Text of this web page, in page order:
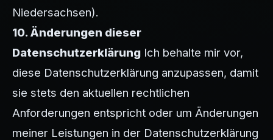
Niedersachsen).
10. Änderungen dieser
Datenschutzerklärung Ich behalte mir vor,
diese Datenschutzerklärung anzupassen, damit
sie stets den aktuellen rechtlichen
Anforderungen entspricht oder um Änderungen
meiner Leistungen in der Datenschutzerklärung